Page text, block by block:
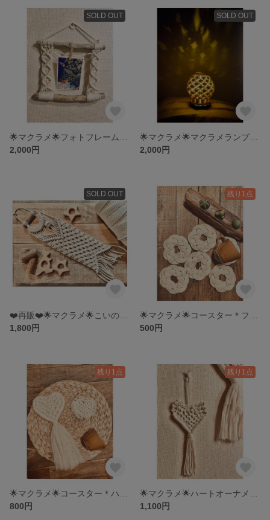
SOLD OUT
2,000円
SOLD OUT
🌟マクラメ🌟マクラメランプ＊照明＊テーブルランプ
2,000円
SOLD OUT
1,800円
残り1点
500円
残り1点
800円
残り1点
1,100円